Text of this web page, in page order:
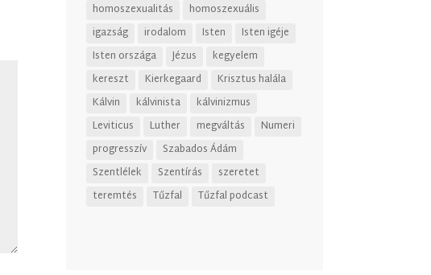
homoszexualitás
homoszexuális
igazság
irodalom Isten
Isten igéje
Isten országa
Jézus
kegyelem
kereszt
Kierkegaard
Krisztus halála
Kálvin
kálvinista
kálvinizmus
Leviticus
Luther megváltás
Numeri
progresszív
Szabados Ádám
Szentlélek
Szentírás
szeretet
teremtés
Tűzfal Tűzfal podcast